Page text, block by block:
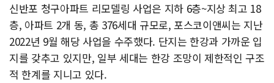
신반포 청구아파트 리모델링 사업은 지하 6층~지상 최고 18
층, 아파트 2개 동, 총 376세대 규모로, 포스코이앤씨는 지난
2022년 9월 해당 사업을 수주했다. 단지는 한강과 가까운 입
지를 갖추고 있지만, 일부 세대는 한강 조망이 제한적인 구조
적 한계를 지니고 있다.